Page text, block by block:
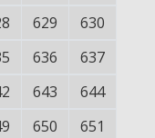
629
630
636
637
643
644
650
651